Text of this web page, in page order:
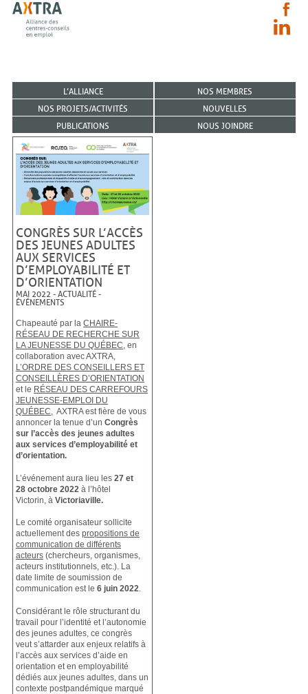
L’ALLIANCE
NOS MEMBRES
NOS PROJETS/ACTIVITÉS
NOUVELLES
PUBLICATIONS
NOUS JOINDRE
CONGRÈS SUR L’ACCÈS
DES JEUNES ADULTES
AUX SERVICES
D’EMPLOYABILITÉ ET
D’ORIENTATION
MAI 2022 - ACTUALITÉ -
ÉVÉNEMENTS
Chapeauté par laCHAIRE-
RÉSEAU DE RECHERCHE SUR
LA JEUNESSE DU QUÉBEC, en
collaboration avec AXTRA,
L’ORDRE DES CONSEILLERS ET
CONSEILLÈRES D’ORIENTATION
et le RÉSEAU DES CARREFOURS
JEUNESSE-EMPLOI DU
QUÉBEC, AXTRA est fière de vous
annoncer la tenue d’unCongrès
sur l’accès des jeunes adultes
aux services d’employabilité et
d’orientation.
L’événement aura lieu les27 et
28 octobre 2022 à l’hôtel
Victorin, àVictoriaville.
Le comité organisateur sollicite
actuellement despropositions de
communication de différents
acteurs (chercheurs, organismes,
acteurs institutionnels, etc.). La
date limite de soumission de
communication est le6 juin 2022.
Considérant le rôle structurant du
travail pour l’identité et l’autonomie
des jeunes adultes, ce congrès
veut s’attarder aux enjeux relatifs à
l’accès aux services d’aide en
orientation et en employabilité
dédiés aux jeunes adultes, dans un
contexte postpandémique marqué